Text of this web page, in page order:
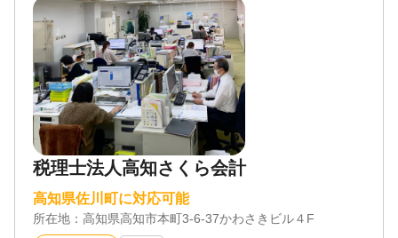
対応業務
遺言書 / 遺産分割 / 相続財産調査 / 相続手続き / 銀行
手続き / 戸籍収集 / 相続人調査
対応体制
電話相談可 / 訪問可 / 女性スタッフ対応可 / 土日相談
可 / 初回相談無料 / オンライン面談可 / 事務所面談可
税理士法人高知さくら会計
高知県佐川町に対応可能
所在地： 高知県高知市本町3-6-37かわさきビル４F